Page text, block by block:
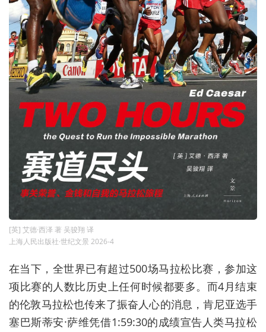
[英] 艾德·西泽 著 吴骏翔 译
上海人民出版社·世纪文景 2026-4
在当下，全世界已有超过500场马拉松比赛，参加这
项比赛的人数比历史上任何时候都要多。而4月结束
的伦敦马拉松也传来了振奋人心的消息，肯尼亚选手
塞巴斯蒂安·萨维凭借1:59:30的成绩宣告人类马拉松